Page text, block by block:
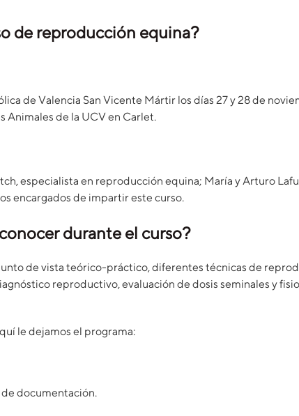
de reproducción equina?
de Valencia San Vicente Mártir los días 27 y 28 de
Animales de la UCV en Carlet.
especialista en reproducción equina; María y Arturo
encargados de impartir este curso.
durante el curso?
de vista teórico-práctico, diferentes técnicas de
reproductivo, evaluación de dosis seminales y
le dejamos el programa:
documentación.